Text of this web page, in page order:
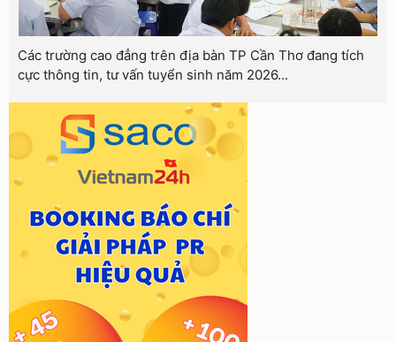
Các trường cao đẳng trên địa bàn TP Cần Thơ đang tích
cực thông tin, tư vấn tuyển sinh năm 2026...